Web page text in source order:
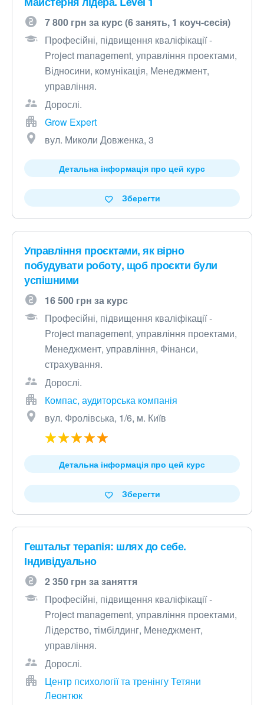
7 800 грн за курс (6 занять, 1 коуч-сесія)
Професійні, підвищення кваліфікації -
Project management, управління проектами,
Відносини, комунікація, Менеджмент,
управління.
Дорослі.
Grow Expert
вул. Миколи Довженка, 3
Детальна інформація про цей курс
Зберегти
Управління проєктами, як вірно
побудувати роботу, щоб проєкти були
успішними
16 500 грн за курс
Професійні, підвищення кваліфікації -
Project management, управління проектами,
Менеджмент, управління, Фінанси,
страхування.
Дорослі.
Компас, аудиторська компанія
вул. Фролівська, 1/6, м. Київ
Детальна інформація про цей курс
Зберегти
Гештальт терапія: шлях до себе.
Індивідуально
2 350 грн за заняття
Професійні, підвищення кваліфікації -
Project management, управління проектами,
Лідерство, тімбілдинг, Менеджмент,
управління.
Дорослі.
Центр психології та тренінгу Тетяни
Леонтюк